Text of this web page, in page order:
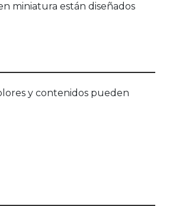
miniatura están diseñados
y contenidos pueden